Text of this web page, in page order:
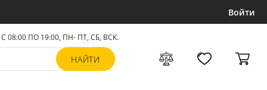
Войти
С 08:00 ПО 19:00, ПН- ПТ, СБ, ВСК.